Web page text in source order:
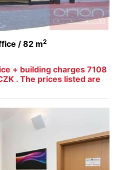
/ 82 m2
+ building charges 7108
. The prices listed are